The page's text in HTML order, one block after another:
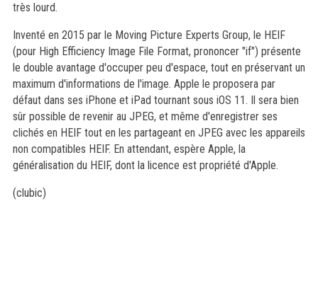
très lourd.
Inventé en 2015 par le Moving Picture Experts Group, le HEIF
(pour High Efficiency Image File Format, prononcer "if") présente
le double avantage d'occuper peu d'espace, tout en préservant un
maximum d'informations de l'image. Apple le proposera par
défaut dans ses iPhone et iPad tournant sous iOS 11. Il sera bien
sûr possible de revenir au JPEG, et même d'enregistrer ses
clichés en HEIF tout en les partageant en JPEG avec les appareils
non compatibles HEIF. En attendant, espère Apple, la
généralisation du HEIF, dont la licence est propriété d'Apple.
(clubic)